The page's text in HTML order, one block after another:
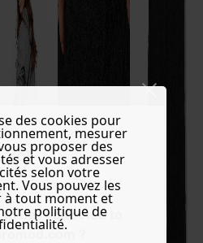
to be redirected to
?
des cookies pour
mesurer
proposer des
et vous adresser
selon votre
Vous pouvez les
à tout moment et
politique de